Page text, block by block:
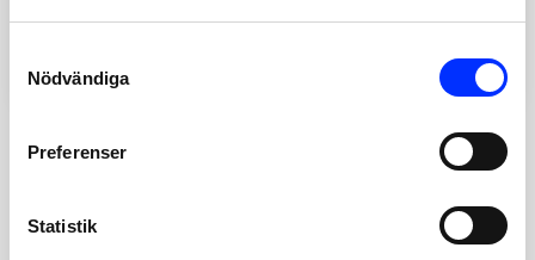
Selection
Nödvändiga
Preferenser
Statistik